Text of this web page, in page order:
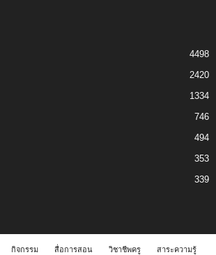
4498
2420
1334
746
494
353
339
กิจกรรม สื่อการสอน วิชาชีพครู สาระความรู้